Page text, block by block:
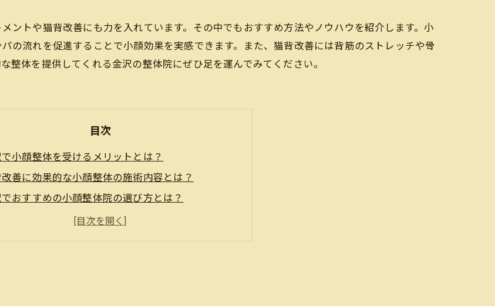
ントや猫背改善にも力を入れています。その中でもおすすめ方法やノウハウを紹介します。小
の流れを促進することで小顔効果を実感できます。また、猫背改善には背筋のストレッチや骨
整体を提供してくれる金沢の整体院にぜひ足を運んでみてください。
目次
で小顔整体を受けるメリットとは？
善に効果的な小顔整体の施術内容とは？
でおすすめの小顔整体院の選び方とは？
整体の効果を高めるノウハウとは？